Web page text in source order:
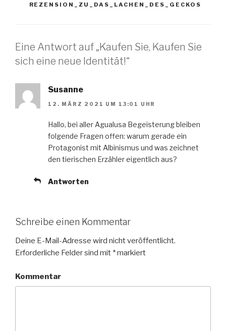
REZENSION_ZU_DAS_LACHEN_DES_GECKOS
Eine Antwort auf „Kaufen Sie, Kaufen Sie
sich eine neue Identität!“
Susanne
12. MÄRZ 2021 UM 13:01 UHR
Hallo, bei aller Agualusa Begeisterung bleiben
folgende Fragen offen: warum gerade ein
Protagonist mit Albinismus und was zeichnet
den tierischen Erzähler eigentlich aus?
Antworten
Schreibe einen Kommentar
Deine E-Mail-Adresse wird nicht veröffentlicht.
Erforderliche Felder sind mit *markiert
Kommentar